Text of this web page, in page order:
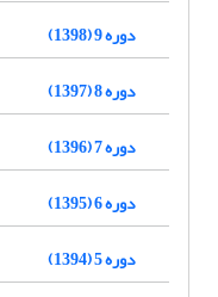
دوره 9 (1398)
دوره 8 (1397)
دوره 7 (1396)
دوره 6 (1395)
دوره 5 (1394)